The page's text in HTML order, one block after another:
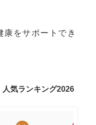
をサポートでき